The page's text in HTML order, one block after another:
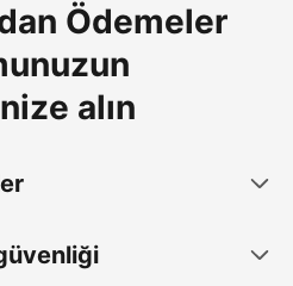
Ödemeler
alın